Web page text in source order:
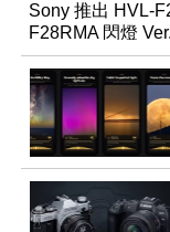
Sony 推出 HVL-
F28RMA 閃燈
體